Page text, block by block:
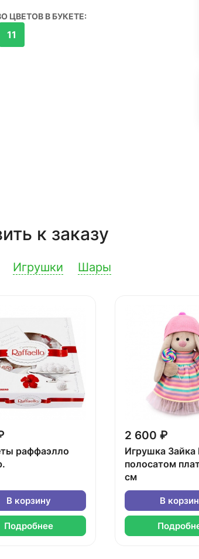
ЦВЕТОВ В БУКЕТЕ:
11
к заказу
Игрушки Шары
раффаэлло
В корзину
Подробнее
2 600 ₽
Игрушка
полосатом
см
В